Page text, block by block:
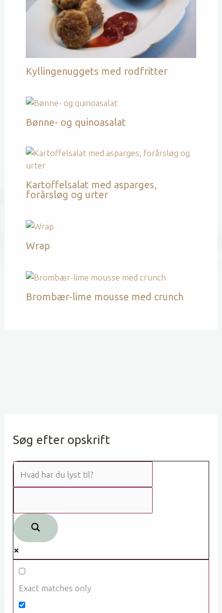
Kyllingenuggets med rodfritter
Bønne- og quinoasalat
Kartoffelsalat med asparges,
forårsløg og urter
Wrap
Brombær-lime mousse med crunch
Søg efter opskrift
Exact matches only